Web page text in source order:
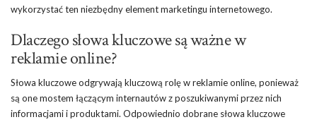
wykorzystać ten niezbędny element marketingu internetowego.
Dlaczego słowa kluczowe są ważne w
reklamie online?
Słowa kluczowe odgrywają kluczową rolę w reklamie online, ponieważ
są one mostem łączącym internautów z poszukiwanymi przez nich
informacjami i produktami. Odpowiednio dobrane słowa kluczowe